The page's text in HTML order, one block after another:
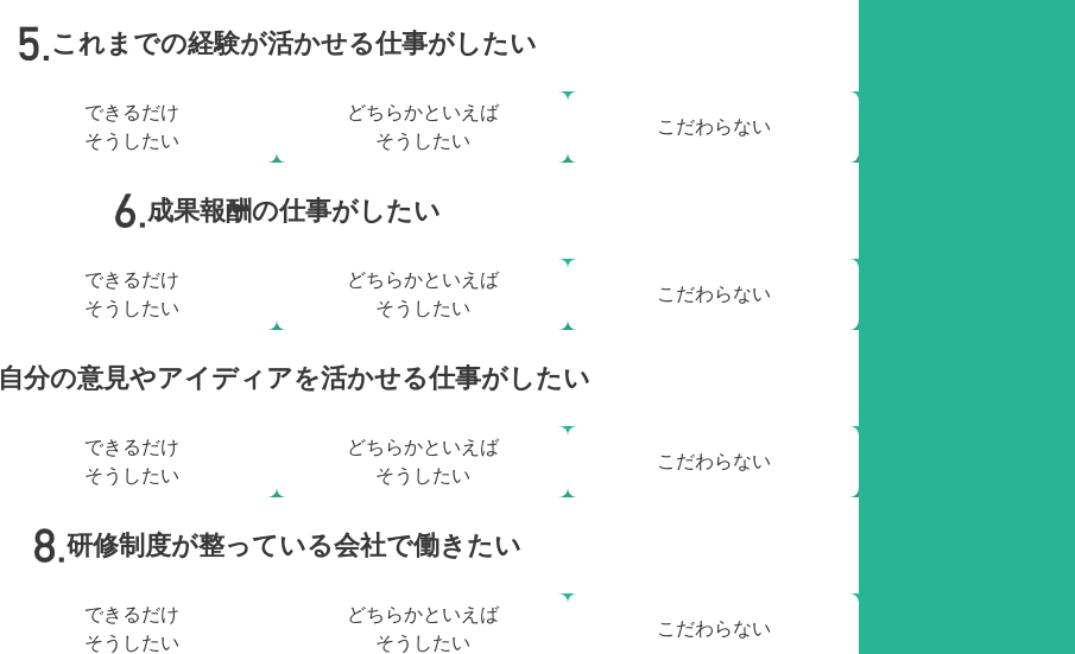
これまでの経験が活かせる仕事がしたい
できるだけ
そうしたい
どちらかといえば
そうしたい
こだわらない
成果報酬の仕事がしたい
できるだけ
そうしたい
どちらかといえば
そうしたい
こだわらない
自分の意見やアイディアを活かせる仕事がしたい
できるだけ
そうしたい
どちらかといえば
そうしたい
こだわらない
研修制度が整っている会社で働きたい
できるだけ
そうしたい
どちらかといえば
そうしたい
こだわらない